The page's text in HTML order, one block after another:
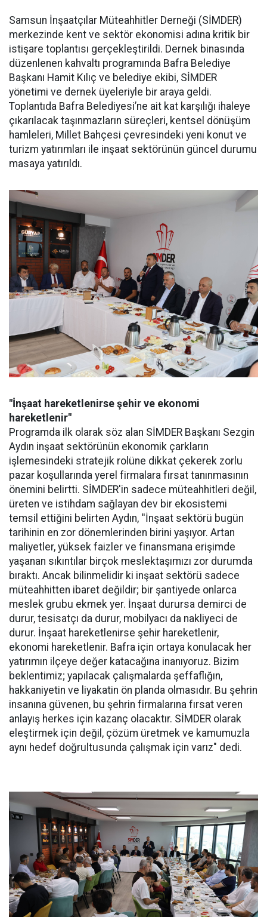
Samsun İnşaatçılar Müteahhitler Derneği (SİMDER)
merkezinde kent ve sektör ekonomisi adına kritik bir
istişare toplantısı gerçekleştirildi. Dernek binasında
düzenlenen kahvaltı programında Bafra Belediye
Başkanı Hamit Kılıç ve belediye ekibi, SİMDER
yönetimi ve dernek üyeleriyle bir araya geldi.
Toplantıda Bafra Belediyesi’ne ait kat karşılığı ihaleye
çıkarılacak taşınmazların süreçleri, kentsel dönüşüm
hamleleri, Millet Bahçesi çevresindeki yeni konut ve
turizm yatırımları ile inşaat sektörünün güncel durumu
masaya yatırıldı.
"İnşaat hareketlenirse şehir ve ekonomi
hareketlenir"
Programda ilk olarak söz alan SİMDER Başkanı Sezgin
Aydın inşaat sektörünün ekonomik çarkların
işlemesindeki stratejik rolüne dikkat çekerek zorlu
pazar koşullarında yerel firmalara fırsat tanınmasının
önemini belirtti. SİMDER'in sadece müteahhitleri değil,
üreten ve istihdam sağlayan dev bir ekosistemi
temsil ettiğini belirten Aydın, ''İnşaat sektörü bugün
tarihinin en zor dönemlerinden birini yaşıyor. Artan
maliyetler, yüksek faizler ve finansmana erişimde
yaşanan sıkıntılar birçok meslektaşımızı zor durumda
bıraktı. Ancak bilinmelidir ki inşaat sektörü sadece
müteahhitten ibaret değildir; bir şantiyede onlarca
meslek grubu ekmek yer. İnşaat durursa demirci de
durur, tesisatçı da durur, mobilyacı da nakliyeci de
durur. İnşaat hareketlenirse şehir hareketlenir,
ekonomi hareketlenir. Bafra için ortaya konulacak her
yatırımın ilçeye değer katacağına inanıyoruz. Bizim
beklentimiz; yapılacak çalışmalarda şeffaflığın,
hakkaniyetin ve liyakatin ön planda olmasıdır. Bu şehrin
insanına güvenen, bu şehrin firmalarına fırsat veren
anlayış herkes için kazanç olacaktır. SİMDER olarak
eleştirmek için değil, çözüm üretmek ve kamumuzla
aynı hedef doğrultusunda çalışmak için varız" dedi.